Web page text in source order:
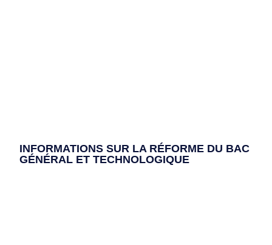
INFORMATIONS SUR LA RÉFORME DU BAC
GÉNÉRAL ET TECHNOLOGIQUE